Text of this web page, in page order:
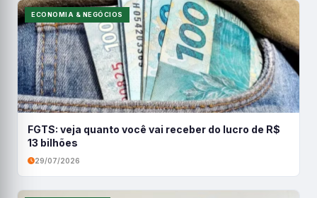
ECONOMIA & NEGÓCIOS
FGTS: veja quanto você vai receber do lucro de R$
13 bilhões
29/07/2026